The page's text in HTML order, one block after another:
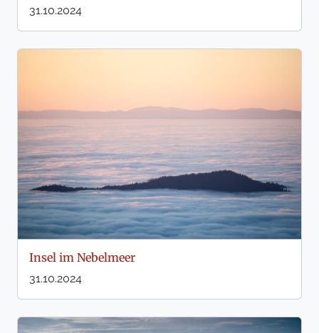
31.10.2024
Insel im Nebelmeer
31.10.2024